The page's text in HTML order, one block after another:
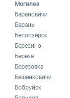
Могилев
Барановичи
Барань
Белоозёрск
Березино
Береза
Березовка
Бешенковичи
Бобруйск